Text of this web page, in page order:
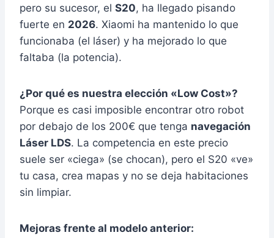
pero su sucesor, el S20, ha llegado pisando
fuerte en 2026. Xiaomi ha mantenido lo que
funcionaba (el láser) y ha mejorado lo que
faltaba (la potencia).
¿Por qué es nuestra elección «Low Cost»?
Porque es casi imposible encontrar otro robot
por debajo de los 200€ que tenga navegación
Láser LDS. La competencia en este precio
suele ser «ciega» (se chocan), pero el S20 «ve»
tu casa, crea mapas y no se deja habitaciones
sin limpiar.
Mejoras frente al modelo anterior: